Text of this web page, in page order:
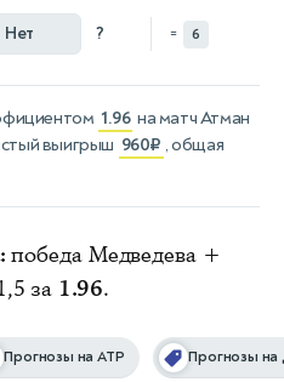
Нет ? = 6
1.96 на матчАтман
выигрыш 960₽ , общая
победа Медведева +
за 1.96.
Прогнозы на ATP Прогнозы на